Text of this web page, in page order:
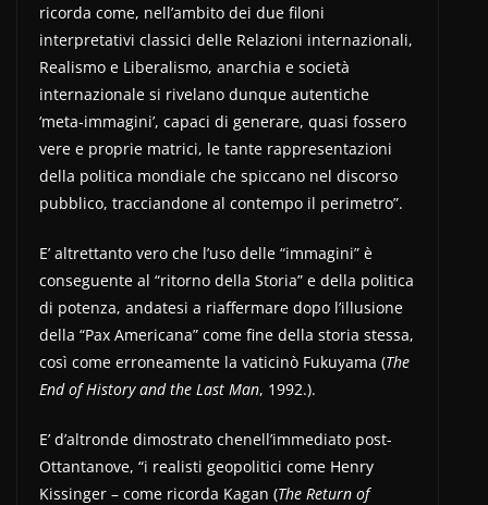
ricorda come, nell’ambito dei due filoni
interpretativi classici delle Relazioni internazionali,
Realismo e Liberalismo, anarchia e società
internazionale si rivelano dunque autentiche
‘meta-immagini’, capaci di generare, quasi fossero
vere e proprie matrici, le tante rappresentazioni
della politica mondiale che spiccano nel discorso
pubblico, tracciandone al contempo il perimetro”.
E’ altrettanto vero che l’uso delle “immagini” è
conseguente al “ritorno della Storia” e della politica
di potenza, andatesi a riaffermare dopo l’illusione
della “Pax Americana” come fine della storia stessa,
così come erroneamente la vaticinò Fukuyama (The
End of History and the Last Man, 1992.).
E’ d’altronde dimostrato chenell’immediato post-
Ottantanove, “i realisti geopolitici come Henry
Kissinger – come ricorda Kagan (The Return of